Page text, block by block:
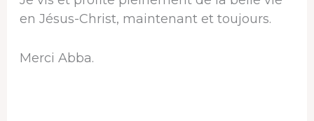
en Jésus-Christ, maintenant et toujours.
Merci Abba.